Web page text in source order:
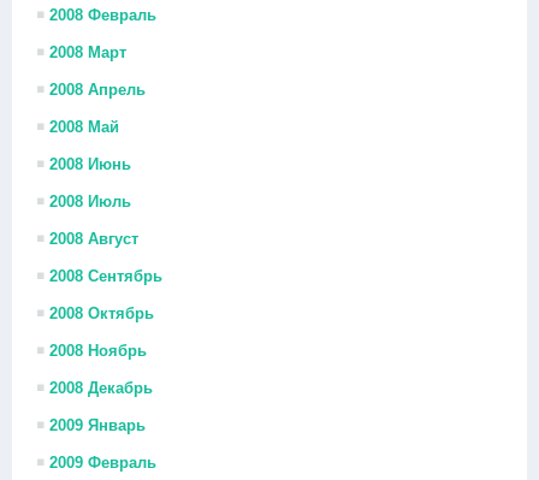
2008 Февраль
2008 Март
2008 Апрель
2008 Май
2008 Июнь
2008 Июль
2008 Август
2008 Сентябрь
2008 Октябрь
2008 Ноябрь
2008 Декабрь
2009 Январь
2009 Февраль